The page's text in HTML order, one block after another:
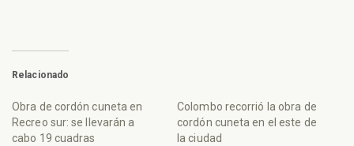
Relacionado
Obra de cordón cuneta en
Recreo sur: se llevarán a
cabo 19 cuadras
Colombo recorrió la obra de
cordón cuneta en el este de
la ciudad